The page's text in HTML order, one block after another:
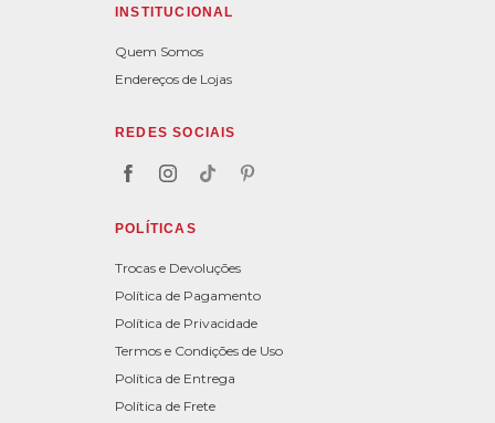
INSTITUCIONAL
Quem Somos
Endereços de Lojas
REDES SOCIAIS
POLÍTICAS
Trocas e Devoluções
Política de Pagamento
Política de Privacidade
Termos e Condições de Uso
Política de Entrega
Política de Frete